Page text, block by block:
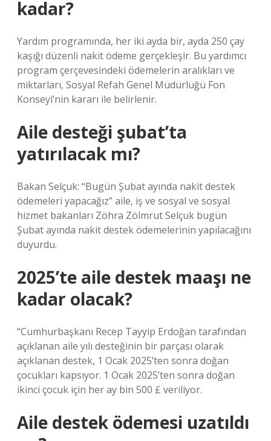
kadar?
Yardım programında, her iki ayda bir, ayda 250 çay
kaşığı düzenli nakit ödeme gerçekleşir. Bu yardımcı
program çerçevesindeki ödemelerin aralıkları ve
miktarları, Sosyal Refah Genel Müdürlüğü Fon
Konseyi’nin kararı ile belirlenir.
Aile desteği şubat’ta
yatırılacak mı?
Bakan Selçuk: “Bugün Şubat ayında nakit destek
ödemeleri yapacağız” aile, iş ve sosyal ve sosyal
hizmet bakanları Zöhra Zölmrut Selçuk bugün
Şubat ayında nakit destek ödemelerinin yapılacağını
duyurdu.
2025’te aile destek maaşı ne
kadar olacak?
“Cumhurbaşkanı Recep Tayyip Erdoğan tarafından
açıklanan aile yılı desteğinin bir parçası olarak
açıklanan destek, 1 Ocak 2025’ten sonra doğan
çocukları kapsıyor. 1 Ocak 2025’ten sonra doğan
ikinci çocuk için her ay bin 500 £ veriliyor.
Aile destek ödemesi uzatıldı